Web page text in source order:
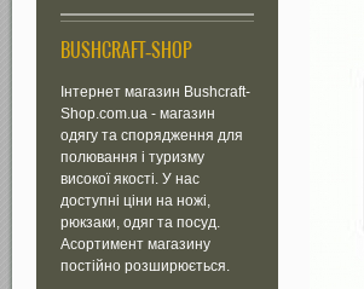
BUSHCRAFT-SHOP
Інтернет магазин Bushcraft-
Shop.com.ua - магазин
одягу та спорядження для
полювання і туризму
високої якості. У нас
доступні ціни на ножі,
рюкзаки, одяг та посуд.
Асортимент магазину
постійно розширюється.